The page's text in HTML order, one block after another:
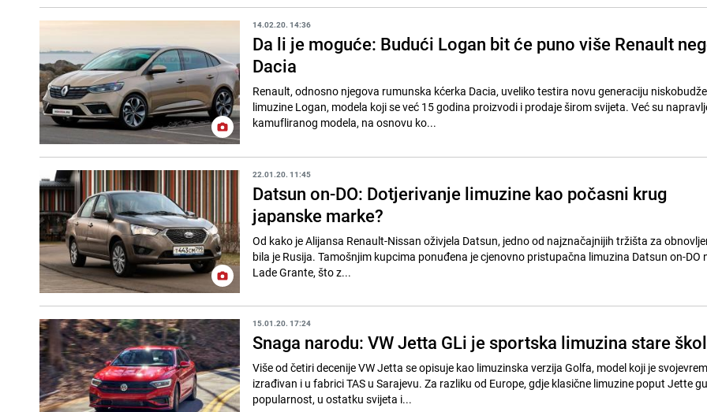
14.02.20. 14:36
Da li je moguće: Budući Logan bit će puno više Renault
Dacia
Renault, odnosno njegova rumunska kćerka Dacia, uveliko testira novu generaciju
limuzine Logan, modela koji se već 15 godina proizvodi i prodaje širom svijeta. Već su
kamufliranog modela, na osnovu ko...
22.01.20. 11:45
Datsun on-DO: Dotjerivanje limuzine kao počasni krug
japanske marke?
Od kako je Alijansa Renault-Nissan oživjela Datsun, jedno od najznačajnijih tržišta za
bila je Rusija. Tamošnjim kupcima ponuđena je cjenovno pristupačna limuzina Datsun on-DO
Lade Grante, što z...
15.01.20. 17:24
Snaga narodu: VW Jetta GLi je sportska limuzina stare
Više od četiri decenije VW Jetta se opisuje kao limuzinska verzija Golfa, model koji je
izrađivan i u fabrici TAS u Sarajevu. Za razliku od Europe, gdje klasične limuzine poput Jette
popularnost, u ostatku svijeta i...